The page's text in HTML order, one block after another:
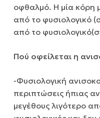
οφθαλμό. Η μία κόρη
από το φυσιολογικό
από το
Πού οφείλεται η
-Φυσιολογική
περιπτώσεις ήπιας
μεγέθους λιγότερο